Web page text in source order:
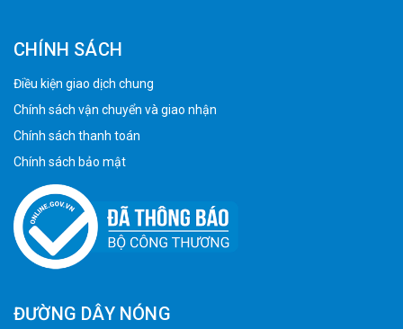
CHÍNH SÁCH
Điều kiện giao dịch chung
Chính sách vận chuyển và giao nhận
Chính sách thanh toán
Chính sách bảo mật
ĐƯỜNG DÂY NÓNG